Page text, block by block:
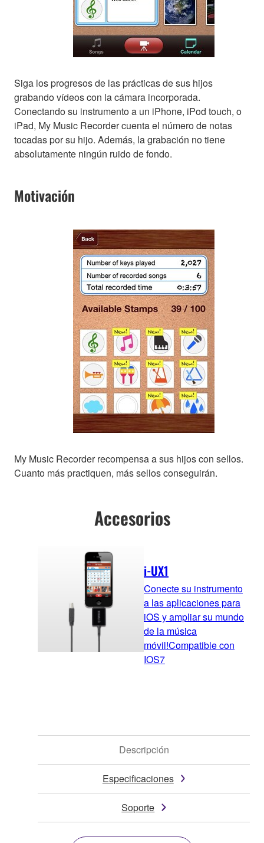
Siga los progresos de las prácticas de sus hijos
grabando vídeos con la cámara incorporada.
Conectando su instrumento a un iPhone, iPod touch, o
iPad, My Music Recorder cuenta el número de notas
tocadas por su hijo. Además, la grabación no tiene
absolutamente ningún ruido de fondo.
Motivación
My Music Recorder recompensa a sus hijos con sellos.
Cuanto más practiquen, más sellos conseguirán.
Accesorios
i-UX1
Conecte su instrumento
a las aplicaciones para
iOS y ampliar su mundo
de la música
móvil!Compatible con
IOS7
Descripción
Especificaciones
Soporte